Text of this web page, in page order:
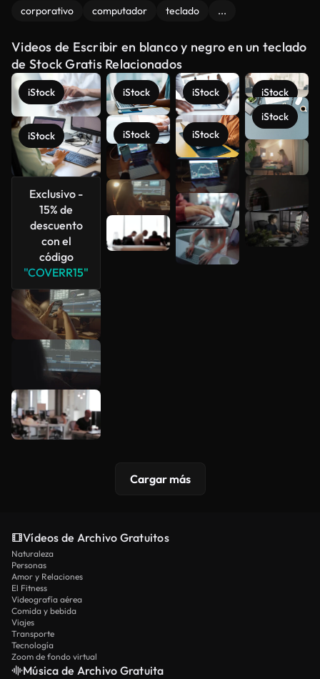
corporativo computador teclado ...
Videos de Escribir en blanco y negro en un teclado
de Stock Gratis Relacionados
iStock
iStock
Exclusivo -
15% de
descuento
con el
código
"COVERR15"
iStock
iStock
iStock
iStock
iStock
iStock
Ver más
Cargar más
Vídeos de Archivo Gratuitos
Naturaleza
Personas
Amor y Relaciones
El Fitness
Videografía aérea
Comida y bebida
Viajes
Transporte
Tecnología
Zoom de fondo virtual
Música de Archivo Gratuita